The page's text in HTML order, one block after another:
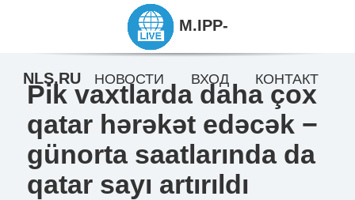
Pik vaxtlarda daha çox
qatar hərəkət edəcək −
günorta saatlarında da
qatar sayı artırıldı
M.IPP-
NLS.RU НОВОСТИ ВХОД КОНТАКТ